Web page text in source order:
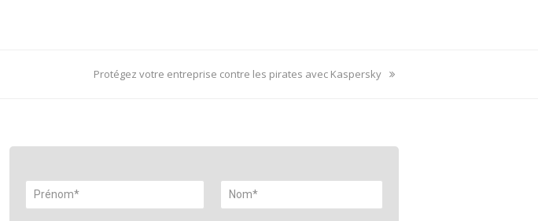
next
Protégez votre entreprise contre les pirates avec Kaspersky